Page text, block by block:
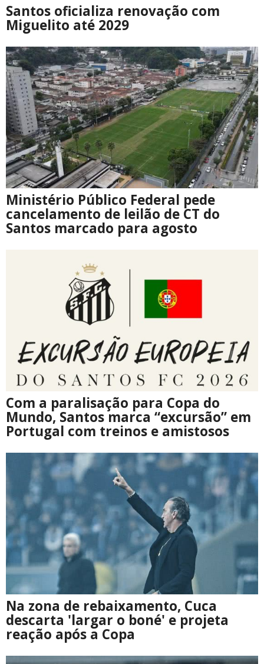
Santos oficializa renovação com
Miguelito até 2029
Ministério Público Federal pede
cancelamento de leilão de CT do
Santos marcado para agosto
Com a paralisação para Copa do
Mundo, Santos marca “excursão” em
Portugal com treinos e amistosos
Na zona de rebaixamento, Cuca
descarta 'largar o boné' e projeta
reação após a Copa